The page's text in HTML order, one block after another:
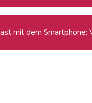
mit dem Smartphone: